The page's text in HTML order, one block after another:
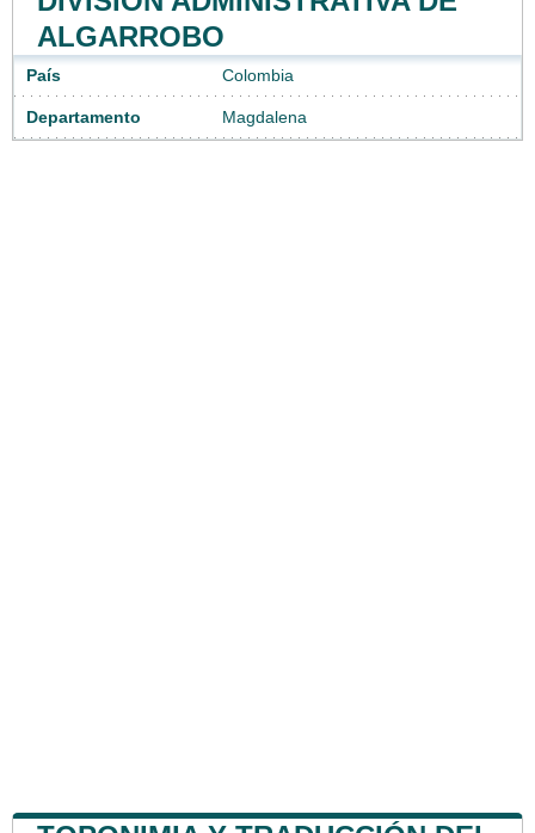
ALGARROBO
País Colombia
Departamento Magdalena